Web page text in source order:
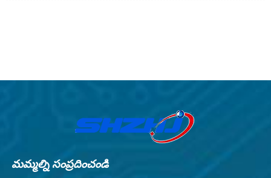
మమ్మల్ని సంప్రదించండి